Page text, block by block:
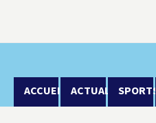
ACCUEIL ACTUALITÉSPORTS